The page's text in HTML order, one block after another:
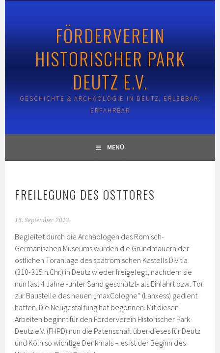
FÖRDERVEREIN
HISTORISCHER PARK
DEUTZ E.V.
GESCHICHTE & ARCHÄOLOGIE IN DEUTZ, ERLEBBAR,
ERFAHRBAR
MENÜ
FREILEGUNG DES OSTTORES
16. September 2013
Begleitet durch die Archäologen des Römisch-
Germanischen Museums wurden die Grundmauern der
östlichen Toranlage des spätrömischen Kastells Divitia
(310-315 n.Chr.) in Deutz wieder freigelegt, nachdem sie
nun fast 4 Jahre -unter Sand geschützt- als Einfahrt bzw. Tor
zur Baustelle des neuen „maxCologne“ (Lanxess) gedient
hatten. Die Neugestaltung hat begonnen. Mit diesen
Arbeiten beginnt für den Förderverein Historischer Park
Deutz e.V. (FHPD) nun die Patenschaft über dieses für Deutz
und Köln so wichtige Denkmals – es ist der Beginn des